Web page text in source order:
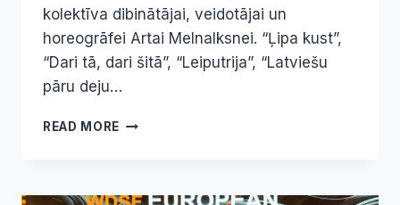
kolektīva dibinātājai, veidotājai un
horeogrāfei Artai Melnalksnei. “Ļipa kust”,
“Dari tā, dari šitā”, “Leiputrija”, “Latviešu
pāru deju…
READ MORE 40
UN